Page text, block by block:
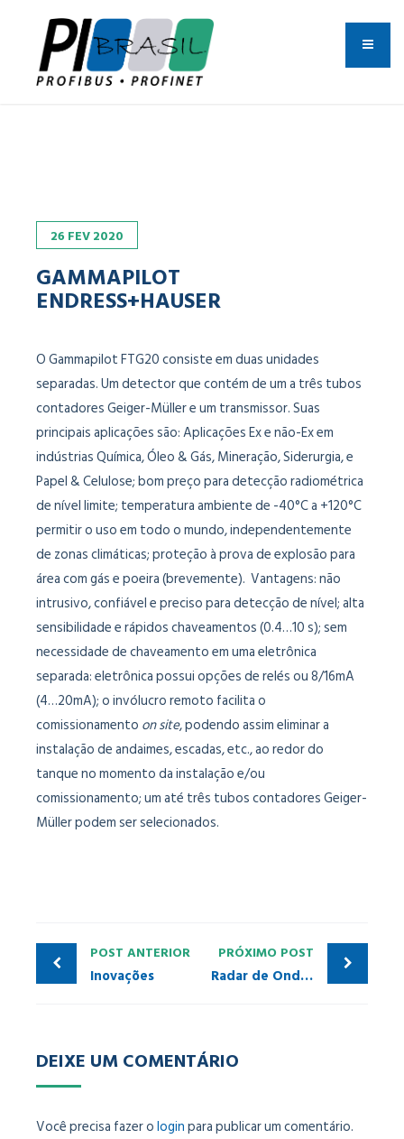
26 FEV2020
GAMMAPILOT
ENDRESS+HAUSER
O Gammapilot FTG20 consiste em duas unidades
separadas. Um detector que contém de um a três tubos
contadores Geiger-Müller e um transmissor. Suas
principais aplicações são: Aplicações Ex e não-Ex em
indústrias Química, Óleo & Gás, Mineração, Siderurgia, e
Papel & Celulose; bom preço para detecção radiométrica
de nível limite; temperatura ambiente de -40°C a +120°C
permitir o uso em todo o mundo, independentemente
de zonas climáticas; proteção à prova de explosão para
área com gás e poeira (brevemente). Vantagens: não
intrusivo, confiável e preciso para detecção de nível; alta
sensibilidade e rápidos chaveamentos (0.4…10 s); sem
necessidade de chaveamento em uma eletrônica
separada: eletrônica possui opções de relés ou 8/16mA
(4…20mA); o invólucro remoto facilita o
comissionamento on site, podendo assim eliminar a
instalação de andaimes, escadas, etc., ao redor do
tanque no momento da instalação e/ou
comissionamento; um até três tubos contadores Geiger-
Müller podem ser selecionados.
POST ANTERIOR
Inovações
PRÓXIMO POST
Radar de Onda Livre Endress+Hauser
DEIXE UM COMENTÁRIO
Você precisa fazer ologinpara publicar um comentário.